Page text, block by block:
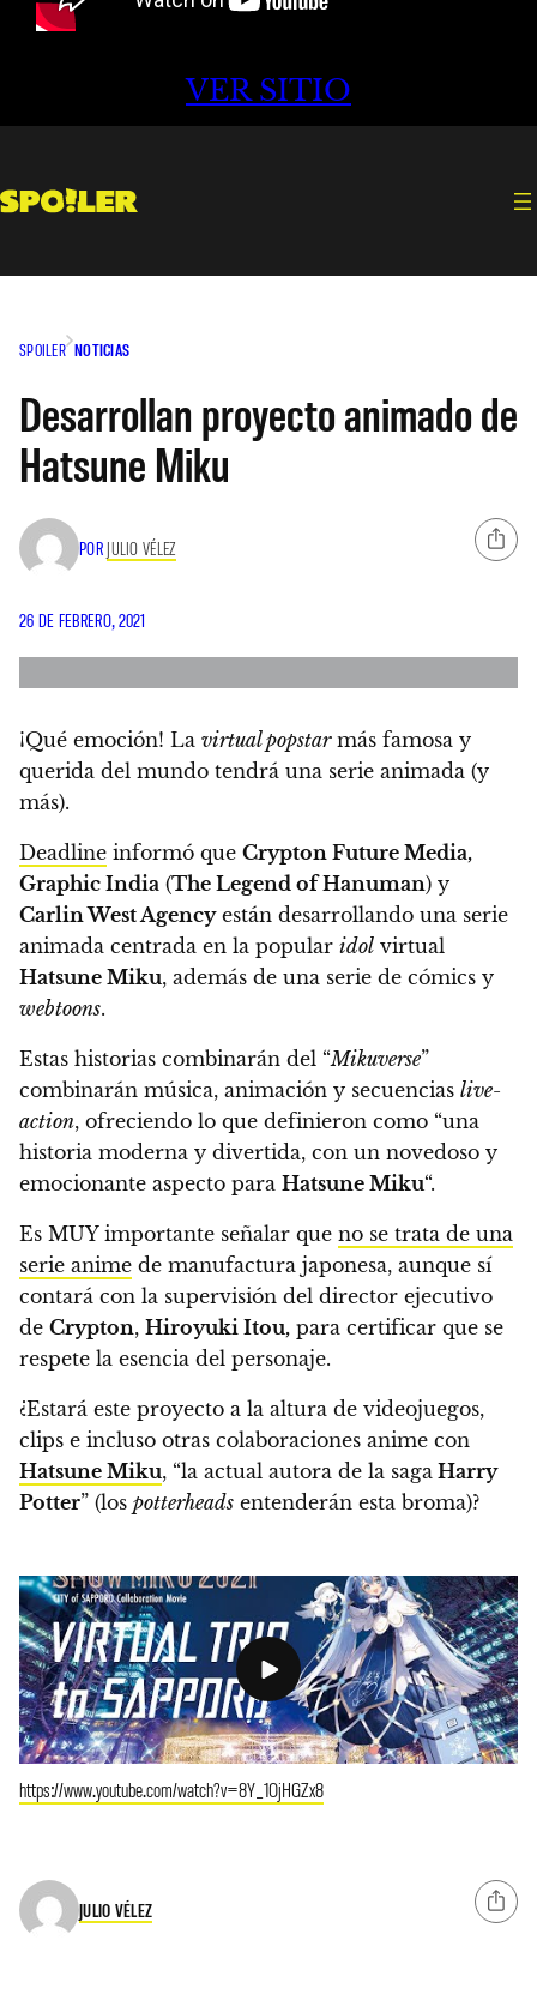
VER SITIO
SPOILER NOTICIAS
Desarrollan proyecto animado de
Hatsune Miku
POR JULIO VÉLEZ
26 DE FEBRERO, 2021
¡Qué emoción! La virtual popstarmás famosa y
querida del mundo tendrá una serie animada (y
más).
Deadline informó que Crypton Future Media,
Graphic India (The Legend of Hanuman) y
Carlin West Agency están desarrollando una serie
animada centrada en la popular idol virtual
Hatsune Miku, además de una serie de cómics y
webtoons.
Estas historias combinarán del “Mikuverse”
combinarán música, animación y secuencias live-
action, ofreciendo lo que definieron como “una
historia moderna y divertida, con un novedoso y
emocionante aspecto para Hatsune Miku“.
Es MUY importante señalar que no se trata de una
serie anime de manufactura japonesa, aunque sí
contará con la supervisión del director ejecutivo
de Crypton, Hiroyuki Itou, para certificar que se
respete la esencia del personaje.
¿Estará este proyecto a la altura de videojuegos,
clips e incluso otras colaboraciones anime con
Hatsune Miku, “la actual autora de la saga Harry
Potter” (los potterheads entenderán esta broma)?
https://www.youtube.com/watch?v=8Y_1OjHGZx8
JULIO VÉLEZ